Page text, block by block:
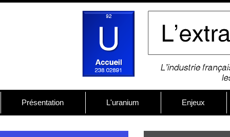
Présentation L'uranium Enjeux